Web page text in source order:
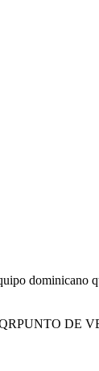
dominicano
PUNTO DE